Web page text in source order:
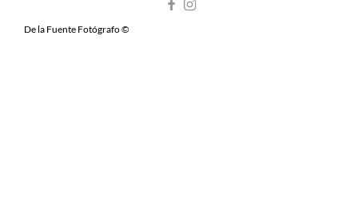
De la Fuente Fotógrafo ©